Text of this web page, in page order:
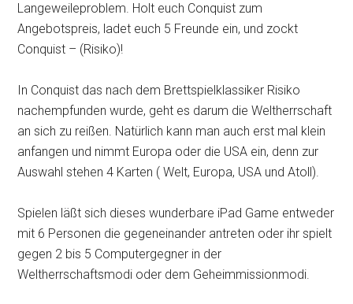
Langeweileproblem. Holt euch Conquist zum
Angebotspreis, ladet euch 5 Freunde ein, und zockt
Conquist – (Risiko)!
In Conquist das nach dem Brettspielklassiker Risiko
nachempfunden wurde, geht es darum die Weltherrschaft
an sich zu reißen. Natürlich kann man auch erst mal klein
anfangen und nimmt Europa oder die USA ein, denn zur
Auswahl stehen 4 Karten ( Welt, Europa, USA und Atoll).
Spielen läßt sich dieses wunderbare iPad Game entweder
mit 6 Personen die gegeneinander antreten oder ihr spielt
gegen 2 bis 5 Computergegner in der
Weltherrschaftsmodi oder dem Geheimmissionmodi.